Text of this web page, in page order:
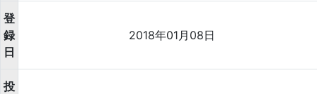
登
録
日
2018年01月08日
投